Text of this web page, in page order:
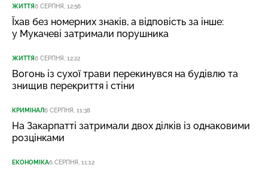
ЖИТТЯ6 СЕРПНЯ, 12:56
Їхав без номерних знаків, а відповість за інше:
у Мукачеві затримали порушника
ЖИТТЯ6 СЕРПНЯ, 12:22
Вогонь із сухої трави перекинувся на будівлю та
знищив перекриття і стіни
КРИМІНАЛ6 СЕРПНЯ, 11:38
На Закарпатті затримали двох ділків із однаковими
розцінками
ЕКОНОМІКА6 СЕРПНЯ, 11:12